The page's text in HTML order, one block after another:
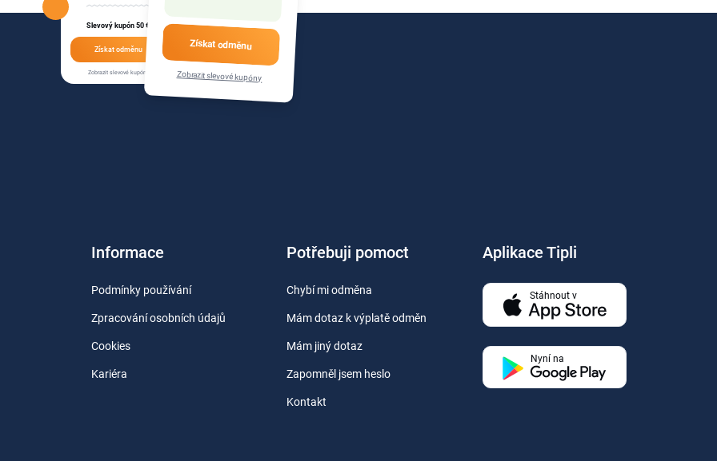
Získat odměnu
Zobrazit slevové kupóny
Slevový kupón 50 €
Získat odměnu
Zobrazit slevové kupóny
Informace
Podmínky používání
Zpracování osobních údajů
Cookies
Kariéra
Potřebuji pomoct
Chybí mi odměna
Mám dotaz k výplatě odměn
Mám jiný dotaz
Zapomněl jsem heslo
Kontakt
Aplikace Tipli
Stáhnout v
Nyní na